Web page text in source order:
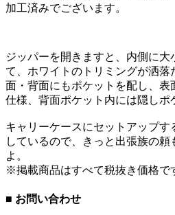
加工済みでございます。
ジッパーを開きますと、内側に大
て、ホワイトのトリミングが洒落
面・背面にもポケットを配し、
仕様、背面ポケット内には隠しポ
キャリーケースにセットアップ
しているので、きっと出張族の
よ。
※掲載商品はすべて税抜き価格で
■ お問い合わせ